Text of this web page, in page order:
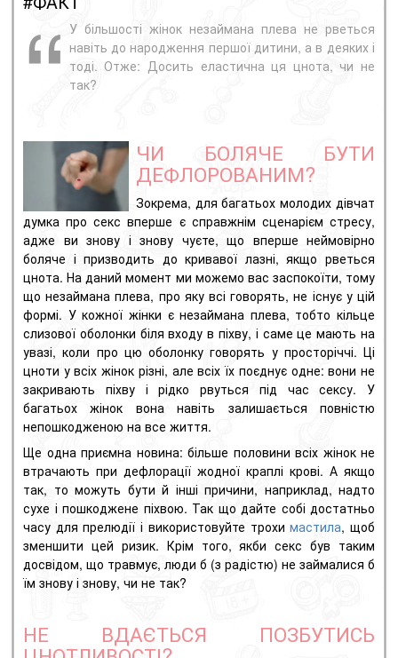
У більшості жінок незаймана плева не рветься
навіть до народження першої дитини, а в деяких і
тоді. Отже: Досить еластична ця цнота, чи не
так?
ЧИ БОЛЯЧЕ БУТИ
ДЕФЛОРОВАНИМ?
Зокрема, для багатьох молодих дівчат
думка про секс вперше є справжнім сценарієм стресу,
адже ви знову і знову чуєте, що вперше неймовірно
боляче і призводить до кривавої лазні, якщо рветься
цнота. На даний момент ми можемо вас заспокоїти, тому
що незаймана плева, про яку всі говорять, не існує у цій
формі. У кожної жінки є незаймана плева, тобто кільце
слизової оболонки біля входу в піхву, і саме це мають на
увазі, коли про цю оболонку говорять у просторіччі. Ці
цноти у всіх жінок різні, але всіх їх поєднує одне: вони не
закривають піхву і рідко рвуться під час сексу. У
багатьох жінок вона навіть залишається повністю
непошкодженою на все життя.
Ще одна приємна новина: більше половини всіх жінок не
втрачають при дефлорації жодної краплі крові. А якщо
так, то можуть бути й інші причини, наприклад, надто
сухе і пошкоджене піхвою. Так що дайте собі достатньо
часу для прелюдії і використовуйте трохимастила, щоб
зменшити цей ризик. Крім того, якби секс був таким
досвідом, що травмує, люди б (з радістю) не займалися б
їм знову і знову, чи не так?
НЕ ВДАЄТЬСЯ ПОЗБУТИСЬ